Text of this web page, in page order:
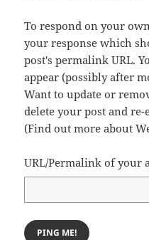
To respond on your
your response which
post's permalink URL.
appear (possibly after
Want to update or
delete your post and re-
(Find out more about
URL/Permalink of your